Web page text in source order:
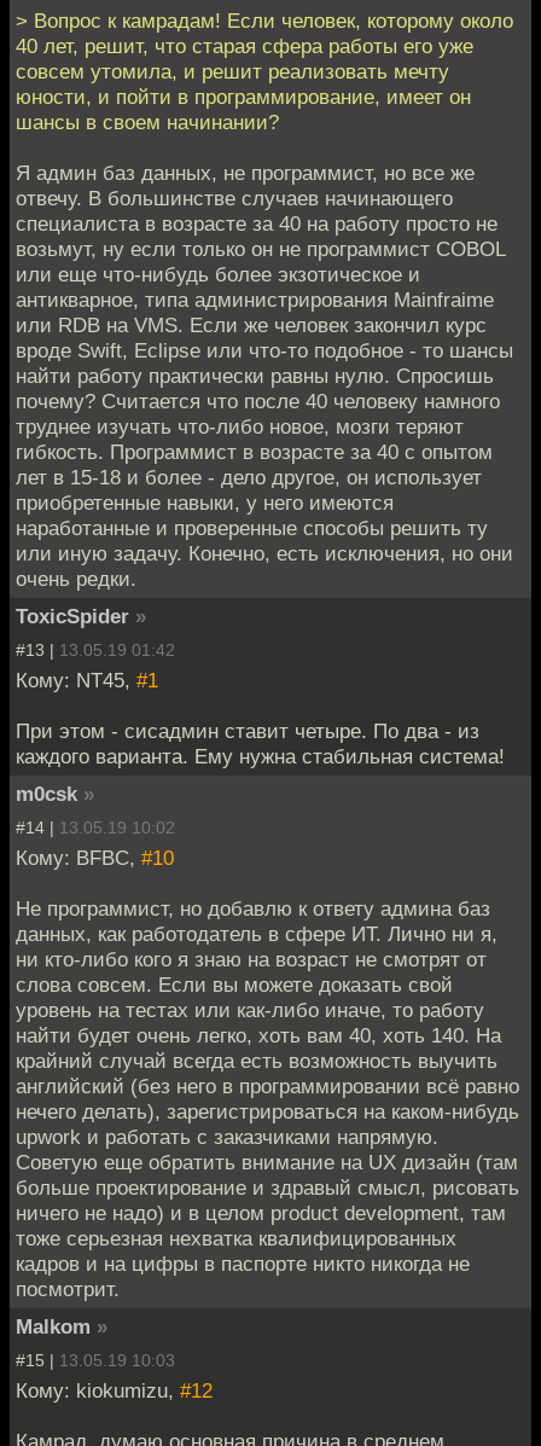
> Вопрос к камрадам! Если человек, которому около
40 лет, решит, что старая сфера работы его уже
совсем утомила, и решит реализовать мечту
юности, и пойти в программирование, имеет он
шансы в своем начинании?
Я админ баз данных, не программист, но все же
отвечу. В большинстве случаев начинающего
специалиста в возрасте за 40 на работу просто не
возьмут, ну если только он не программист COBOL
или еще что-нибудь более экзотическое и
антикварное, типа администрирования Mainfraime
или RDB на VMS. Если же человек закончил курс
вроде Swift, Eclipse или что-то подобное - то шансы
найти работу практически равны нулю. Спросишь
почему? Считается что после 40 человеку намного
труднее изучать что-либо новое, мозги теряют
гибкость. Программист в возрасте за 40 с опытом
лет в 15-18 и более - дело другое, он использует
приобретенные навыки, у него имеются
наработанные и проверенные способы решить ту
или иную задачу. Конечно, есть исключения, но они
очень редки.
ToxicSpider »
#13 | 13.05.19 01:42
Кому: NT45, #1
При этом - сисадмин ставит четыре. По два - из
каждого варианта. Ему нужна стабильная система!
m0csk »
#14 | 13.05.19 10:02
Кому: BFBC, #10
Не программист, но добавлю к ответу админа баз
данных, как работодатель в сфере ИТ. Лично ни я,
ни кто-либо кого я знаю на возраст не смотрят от
слова совсем. Если вы можете доказать свой
уровень на тестах или как-либо иначе, то работу
найти будет очень легко, хоть вам 40, хоть 140. На
крайний случай всегда есть возможность выучить
английский (без него в программировании всё равно
нечего делать), зарегистрироваться на каком-нибудь
upwork и работать с заказчиками напрямую.
Советую еще обратить внимание на UX дизайн (там
больше проектирование и здравый смысл, рисовать
ничего не надо) и в целом product development, там
тоже серьезная нехватка квалифицированных
кадров и на цифры в паспорте никто никогда не
посмотрит.
Malkom »
#15 | 13.05.19 10:03
Кому: kiokumizu, #12